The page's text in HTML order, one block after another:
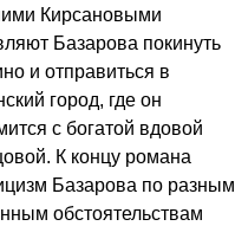
Кирсановыми
Базарова покинуть
и отправиться в
город, где он
с богатой вдовой
К концу романа
Базарова по разным
обстоятельствам